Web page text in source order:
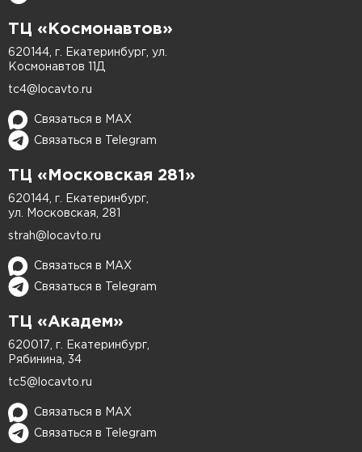
С помощью спектрометра находим точный
оттенок, чтобы новый слой не отличался от
заводского.
Используем профессиональные материалы,
покраске кузова
Сколько времени займет покраска?
Небольшая царапина
клиентском зале).
Сложные повреждения
большой площадью) – 1–2 дня.
Мы не затягиваем сроки и даем гарантию на
работу. После покраски ваш Land Rover будет
выглядеть как новый, а вы забудете, где именно
было повреждение.
ТЦ «Космонавтов»
620144, г. Екатеринбург, ул.
Космонавтов 11Д
tc4@locavto.ru
Связаться в MAX
Связаться в Telegram
ТЦ «Московская 281»
620144, г. Екатеринбург,
ул. Московская, 281
strah@locavto.ru
Связаться в MAX
Связаться в Telegram
ТЦ «Академ»
620017, г. Екатеринбург,
Рябинина, 34
tc5@locavto.ru
Связаться в MAX
Связаться в Telegram